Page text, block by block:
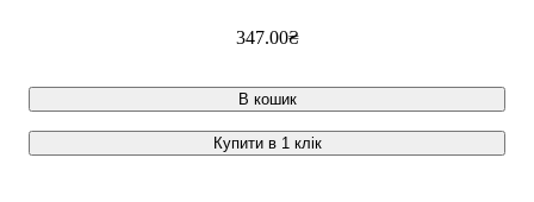
347.00₴
В кошик
Купити в 1 клік